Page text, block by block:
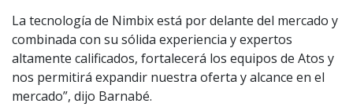
La tecnología de Nimbix está por delante del mercado y
combinada con su sólida experiencia y expertos
altamente calificados, fortalecerá los equipos de Atos y
nos permitirá expandir nuestra oferta y alcance en el
mercado”, dijo Barnabé.